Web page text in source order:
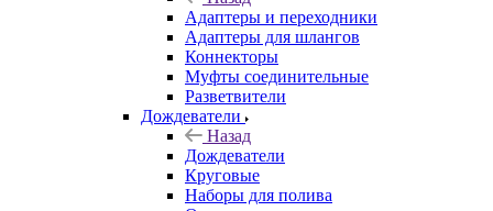
Адаптеры и переходники
Адаптеры для шлангов
Коннекторы
Муфты соединительные
Разветвители
Дождеватели
Назад
Дождеватели
Круговые
Наборы для полива